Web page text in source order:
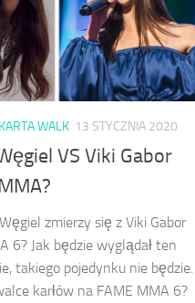
KARTA WALK 13 STYCZNIA 2020
VS Viki Gabor
zmierzy się z Viki Gabor
6? Jak będzie wyglądał ten
takiego pojedynku nie będzie.
karłów na FAME MMA 6?